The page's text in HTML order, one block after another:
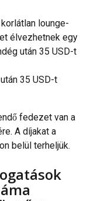
lounge-
élvezhetnek egy
után 35 USD-t
35 USD-t
fedezet van a
A díjakat a
belül terheljük.